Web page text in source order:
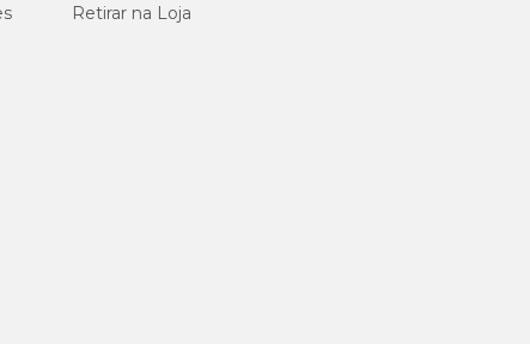
Retirar na Loja